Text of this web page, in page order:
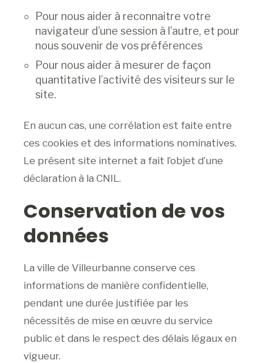
Pour nous aider à reconnaitre votre
navigateur d’une session à l’autre, et pour
nous souvenir de vos préférences
Pour nous aider à mesurer de façon
quantitative l’activité des visiteurs sur le
site.
En aucun cas, une corrélation est faite entre
ces cookies et des informations nominatives.
Le présent site internet a fait l’objet d’une
déclaration à la CNIL.
Conservation de vos
données
La ville de Villeurbanne conserve ces
informations de manière confidentielle,
pendant une durée justifiée par les
nécessités de mise en œuvre du service
public et dans le respect des délais légaux en
vigueur.